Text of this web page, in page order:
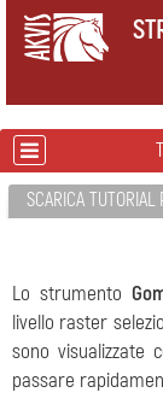
SCARICA TUTORIAL
Lo strumento
livello raster
sono visualizzate
passare